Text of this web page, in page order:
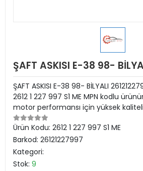
ŞAFT ASKISI E-38 98-
ŞAFT ASKISI E-38 98- BİLYALI
2612 1 227 997 S1 ME MPN kodlu
motor performansı için yüksek
Ürün Kodu: 2612 1 227 997 S1 ME
Barkod: 26121227997
Kategori:
Stok: 9